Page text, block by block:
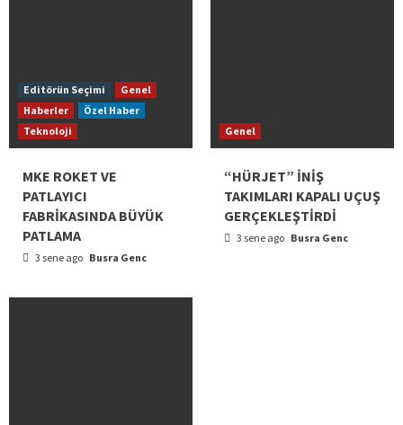
Editörün Seçimi
Genel
Haberler
Özel Haber
Teknoloji
MKE ROKET VE
PATLAYICI
FABRİKASINDA BÜYÜK
PATLAMA
3 sene ago Busra Genc
Genel
“HÜRJET” İNİŞ
TAKIMLARI KAPALI UÇUŞ
GERÇEKLEŞTİRDİ
3 sene ago Busra Genc